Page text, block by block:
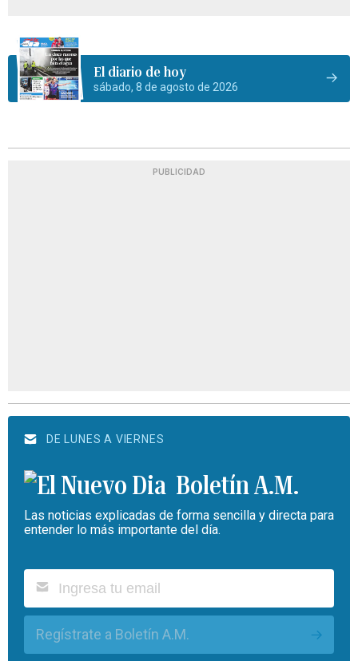
El diario de hoy
sábado, 8 de agosto de 2026
PUBLICIDAD
DE LUNES A VIERNES
Boletín A.M.
Las noticias explicadas de forma sencilla y directa para
entender lo más importante del día.
Regístrate a Boletín A.M.